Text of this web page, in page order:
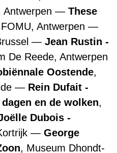
Antwerpen
These
Antwerpen
Jean Rustin -
De Reede, Antwerpen
Oostende,
Rein Dufait -
en de wolken,
Dubois -
George
, Museum Dhondt-